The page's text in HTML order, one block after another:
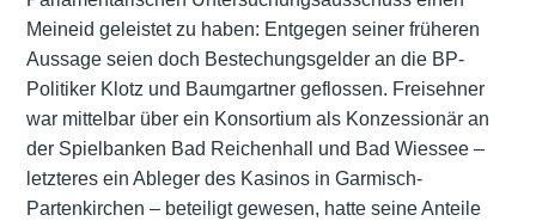
Meineid geleistet zu haben: Entgegen seiner früheren
Aussage seien doch Bestechungsgelder an die BP-
Politiker Klotz und Baumgartner geflossen. Freisehner
war mittelbar über ein Konsortium als Konzessionär an
der Spielbanken Bad Reichenhall und Bad Wiessee –
letzteres ein Ableger des Kasinos in Garmisch-
Partenkirchen – beteiligt gewesen, hatte seine Anteile